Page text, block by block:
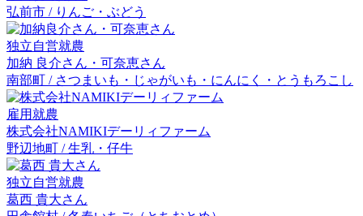
弘前市 / りんご・ぶどう
独立自営就農
加納 良介さん・ 可奈恵さん
南部町 / さつまいも・じゃがいも・にんにく・とうもろこし
雇用就農
株式会社NAMIKIデーリィファーム
野辺地町 / 生乳・仔牛
独立自営就農
葛西 貴大さん